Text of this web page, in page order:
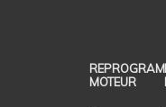
MOTEUR